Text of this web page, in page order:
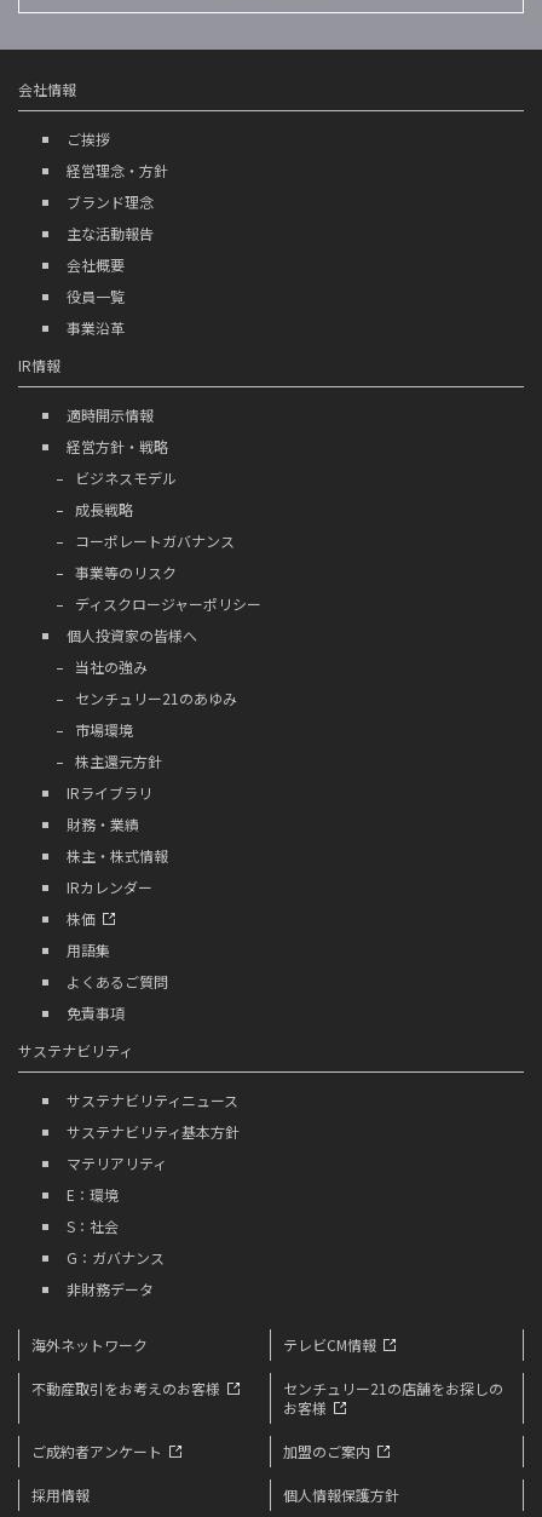
会社情報
ご挨拶
経営理念・方針
ブランド理念
主な活動報告
会社概要
役員一覧
事業沿革
IR情報
適時開示情報
経営方針・戦略
ビジネスモデル
成長戦略
コーポレートガバナンス
事業等のリスク
ディスクロージャーポリシー
個人投資家の皆様へ
当社の強み
センチュリー21のあゆみ
市場環境
株主還元方針
IRライブラリ
財務・業績
株主・株式情報
IRカレンダー
株価
用語集
よくあるご質問
免責事項
サステナビリティ
サステナビリティニュース
サステナビリティ基本方針
マテリアリティ
E：環境
S：社会
G：ガバナンス
非財務データ
海外ネットワーク テレビCM情報
不動産取引をお考えのお客様 センチュリー21の店舗をお探しの
お客様
ご成約者アンケート 加盟のご案内
採用情報 個人情報保護方針